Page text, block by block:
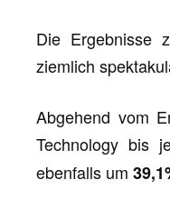
Die Ergebnisse
ziemlich
Abgehend vom
Technology bis
ebenfalls um